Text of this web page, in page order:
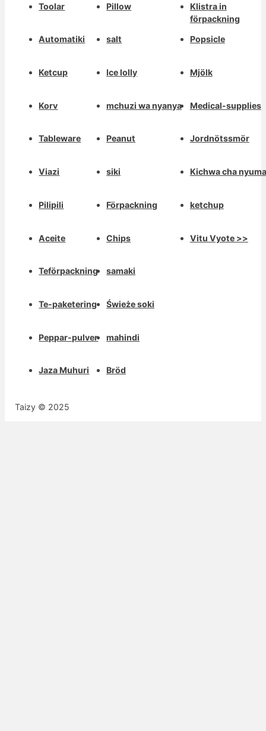
Toolar
Automatiki
Ketcup
Korv
Tableware
Viazi
Pilipili
Aceite
Teförpackning
Te-paketering
Peppar-pulver
Jaza Muhuri
Pillow
salt
Ice lolly
mchuzi wa nyanya
Peanut
siki
Förpackning
Chips
samaki
Świeże soki
mahindi
Bröd
Klistra in
förpackning
Popsicle
Mjölk
Medical-supplies
Jordnötssmör
Kichwa cha nyuma
ketchup
Vitu Vyote >>
Taizy © 2025